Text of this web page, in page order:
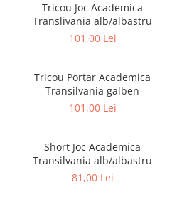
Tricou Joc Academica
Translivania alb/albastru
101,00 Lei
Tricou Portar Academica
Transilvania galben
101,00 Lei
Short Joc Academica
Transilvania alb/albastru
81,00 Lei